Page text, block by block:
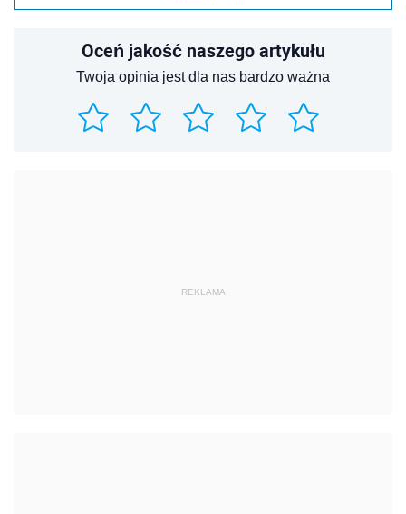
Oceń jakość naszego artykułu
Twoja opinia jest dla nas bardzo ważna
REKLAMA